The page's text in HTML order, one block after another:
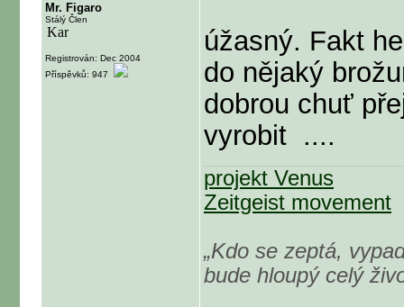
Mr. Figaro
Stálý Člen
Registrován: Dec 2004
Příspěvků: 947
úžasný. Fakt
do nějaký
dobrou chuť
vyrobit ....
projekt Venus
Zeitgeist movement
„Kdo se zeptá,
bude hloupý celý